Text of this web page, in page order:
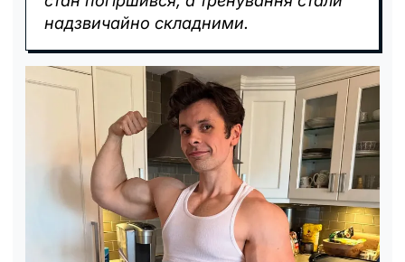
надзвичайно складними.